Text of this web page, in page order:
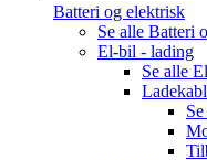
Batteri og elektrisk
Se alle Batteri
El-bil - lading
Se alle